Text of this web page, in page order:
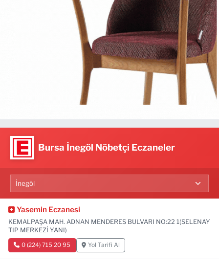
Bursa İnegöl Nöbetçi Eczaneler
Yasemin Eczanesi
KEMALPAŞA MAH. ADNAN MENDERES BULVARI NO:22 1(SELENAY
TIP MERKEZİ YANI)
0 (224) 715 20 95 Yol Tarifi Al